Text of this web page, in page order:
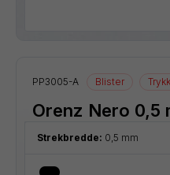
PP3005-A Blister
Orenz Nero 0,5
Strekbredde: 0,5 mm